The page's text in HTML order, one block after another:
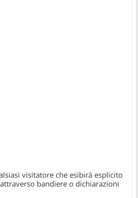
visitatore che esibirà esplicito
bandiere o dichiarazioni